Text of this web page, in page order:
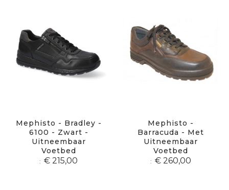
Mephisto - Bradley -
6100 - Zwart -
Uitneembaar
Voetbed
€ 215,00
Mephisto -
Barracuda - Met
Uitneembaar
Voetbed
€ 260,00